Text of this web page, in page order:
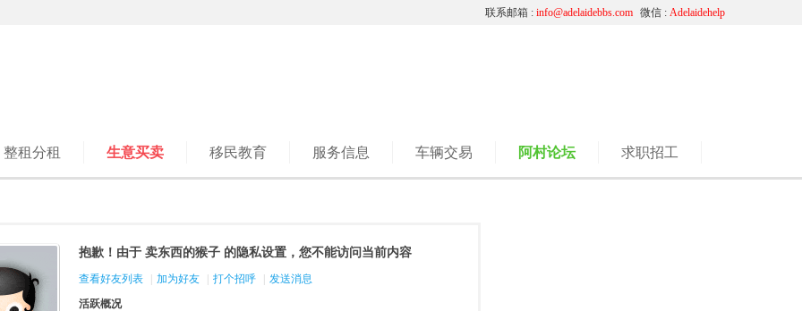
微信 : Adelaidehelp
联系邮箱 : info@adelaidebbs.com
整租分租 生意买卖 移民教育 服务信息 车辆交易 阿村论坛 求职招工
抱歉！由于 卖东西的猴子 的隐私设置，您不能访问当前内容
查看好友列表 加为好友 打个招呼
发送消息
活跃概况